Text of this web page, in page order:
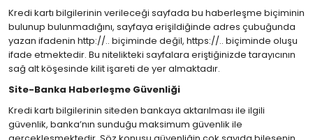
Kredi kartı bilgilerinin verileceği sayfada bu haberleşme biçiminin
bulunup bulunmadığını, sayfaya erişildiğinde adres çubuğunda
yazan ifadenin http://.. biçiminde değil, https://.. biçiminde oluşu
ifade etmektedir. Bu nitelikteki sayfalara eriştiğinizde tarayıcının
sağ alt köşesinde kilit işareti de yer almaktadır.
Site-Banka Haberleşme Güvenliği
Kredi kartı bilgilerinin siteden bankaya aktarılması ile ilgili
güvenlik, banka’nın sunduğu maksimum güvenlik ile